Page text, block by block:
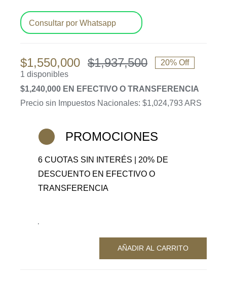
NOSOTROS
Consultar por Whatsapp
$1,937,500El
precio
original
era:
$1,550,000
El
precio
actual
es:
20% Off
1 disponibles
$1,240,000 EN EFECTIVO O TRANSFERENCIA
Precio sin Impuestos Nacionales: $1,024,793 ARS
PROMOCIONES
6 CUOTAS SIN INTERÉS | 20% DE
DESCUENTO EN EFECTIVO O
TRANSFERENCIA
AÑADIR AL CARRITO